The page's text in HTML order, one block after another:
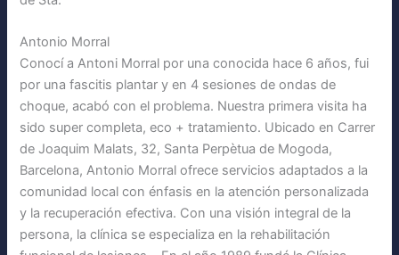
Antonio Morral
Conocí a Antoni Morral por una conocida hace 6 años, fui
por una fascitis plantar y en 4 sesiones de ondas de
choque, acabó con el problema. Nuestra primera visita ha
sido super completa, eco + tratamiento. Ubicado en Carrer
de Joaquim Malats, 32, Santa Perpètua de Mogoda,
Barcelona, Antonio Morral ofrece servicios adaptados a la
comunidad local con énfasis en la atención personalizada
y la recuperación efectiva. Con una visión integral de la
persona, la clínica se especializa en la rehabilitación